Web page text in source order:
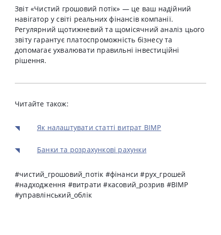
Звіт «Чистий грошовий потік» — це ваш надійний
навігатор у світі реальних фінансів компанії.
Регулярний щотижневий та щомісячний аналіз цього
звіту гарантує платоспроможність бізнесу та
допомагає ухвалювати правильні інвестиційні
рішення.
Читайте також:
Як налаштувати статті витрат BIMP
Банки та розрахункові рахунки
#чистий_грошовий_потік #фінанси #рух_грошей
#надходження #витрати #касовий_розрив #BIMP
#управлінський_облік